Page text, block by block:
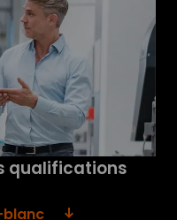
qualifications